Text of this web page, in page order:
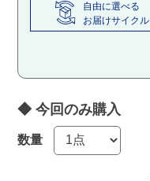
自由に選べる
お届けサイクル
数量